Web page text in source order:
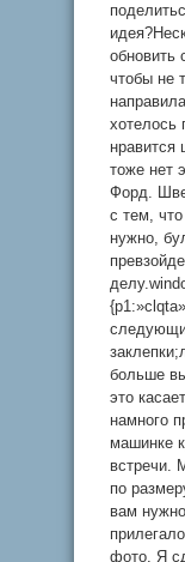
обновить
чтобы не
хотелось
тоже нет
Форд.
с тем,
нужно,
больше
это
намного
машинке
встречи.
по
вам
фото. Я